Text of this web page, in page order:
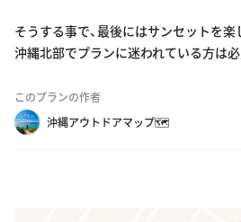
そうする事で、最後にはサンセットを
沖縄北部でプランに迷われている方は必
このプランの作者
沖縄アウトドアマップ🗺